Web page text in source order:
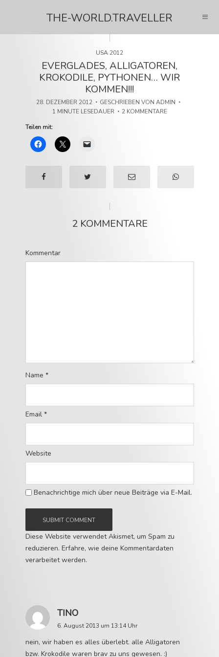
THE-WORLD.TRAVELLER
USA 2012
EVERGLADES, ALLIGATOREN,
KROKODILE, PYTHONEN… WIR
KOMMEN!!!
28. DEZEMBER 2012 GESCHRIEBEN VON ADMIN
1 MINUTE LESEDAUER
2 KOMMENTARE
Teilen mit:
2 KOMMENTARE
Kommentar
Name *
Email *
Website
Benachrichtige mich über neue Beiträge via E-Mail.
Diese Website verwendet Akismet, um Spam zu
reduzieren. Erfahre, wie deine Kommentardaten
verarbeitet werden.
TINO
6. August 2013 um 13:14 Uhr
nein, wir haben es alles überlebt. alle Alligatoren
bzw. Krokodile waren brav zu uns gewesen. :)